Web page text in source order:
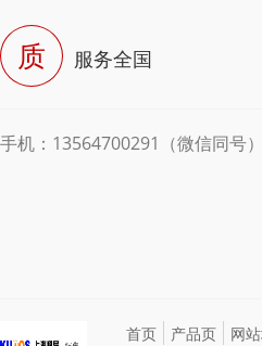
质 服务全国
手机：13564700291（微信同号）
首页 产品页 网